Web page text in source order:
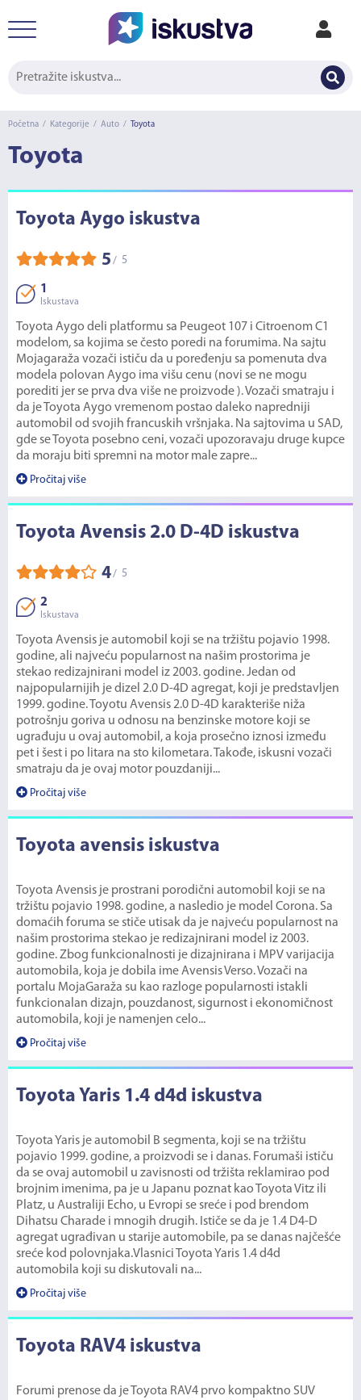
Početna / Kategorije / Auto / Toyota
Toyota
Toyota Aygo iskustva
5 / 5
1
Iskustava
Toyota Aygo deli platformu sa Peugeot 107 i Citroenom C1
modelom, sa kojima se često poredi na forumima. Na sajtu
Mojagaraža vozači ističu da u poređenju sa pomenuta dva
modela polovan Aygo ima višu cenu (novi se ne mogu
porediti jer se prva dva više ne proizvode ). Vozači smatraju i
da je Toyota Aygo vremenom postao daleko napredniji
automobil od svojih francuskih vršnjaka. Na sajtovima u SAD,
gde se Toyota posebno ceni, vozači upozoravaju druge kupce
da moraju biti spremni na motor male zapre...
Pročitaj više
Toyota Avensis 2.0 D-4D iskustva
4/ 5
2
Iskustava
Toyota Avensis je automobil koji se na tržištu pojavio 1998.
godine, ali najveću popularnost na našim prostorima je
stekao redizajnirani model iz 2003. godine. Jedan od
najpopularnijih je dizel 2.0 D-4D agregat, koji je predstavljen
1999. godine. Toyotu Avensis 2.0 D-4D karakteriše niža
potrošnju goriva u odnosu na benzinske motore koji se
ugrađuju u ovaj automobil, a koja prosečno iznosi između
pet i šest i po litara na sto kilometara. Takođe, iskusni vozači
smatraju da je ovaj motor pouzdaniji...
Pročitaj više
Toyota avensis iskustva
Toyota Avensis je prostrani porodični automobil koji se na
tržištu pojavio 1998. godine, a nasledio je model Corona. Sa
domaćih foruma se stiče utisak da je najveću popularnost na
našim prostorima stekao je redizajnirani model iz 2003.
godine. Zbog funkcionalnosti je dizajnirana i MPV varijacija
automobila, koja je dobila ime Avensis Verso. Vozači na
portalu MojaGaraža su kao razloge popularnosti istakli
funkcionalan dizajn, pouzdanost, sigurnost i ekonomičnost
automobila, koji je namenjen celo...
Pročitaj više
Toyota Yaris 1.4 d4d iskustva
Toyota Yaris je automobil B segmenta, koji se na tržištu
pojavio 1999. godine, a proizvodi se i danas. Forumaši ističu
da se ovaj automobil u zavisnosti od tržišta reklamirao pod
brojnim imenima, pa je u Japanu poznat kao Toyota Vitz ili
Platz, u Australiji Echo, u Evropi se sreće i pod brendom
Dihatsu Charade i mnogih drugih. Ističe se da je 1.4 D4-D
agregat ugrađivan u starije automobile, pa se danas najčešće
sreće kod polovnjaka.Vlasnici Toyota Yaris 1.4 d4d
automobila koji su diskutovali na...
Pročitaj više
Toyota RAV4 iskustva
Forumi prenose da je Toyota RAV4 prvo kompaktno SUV